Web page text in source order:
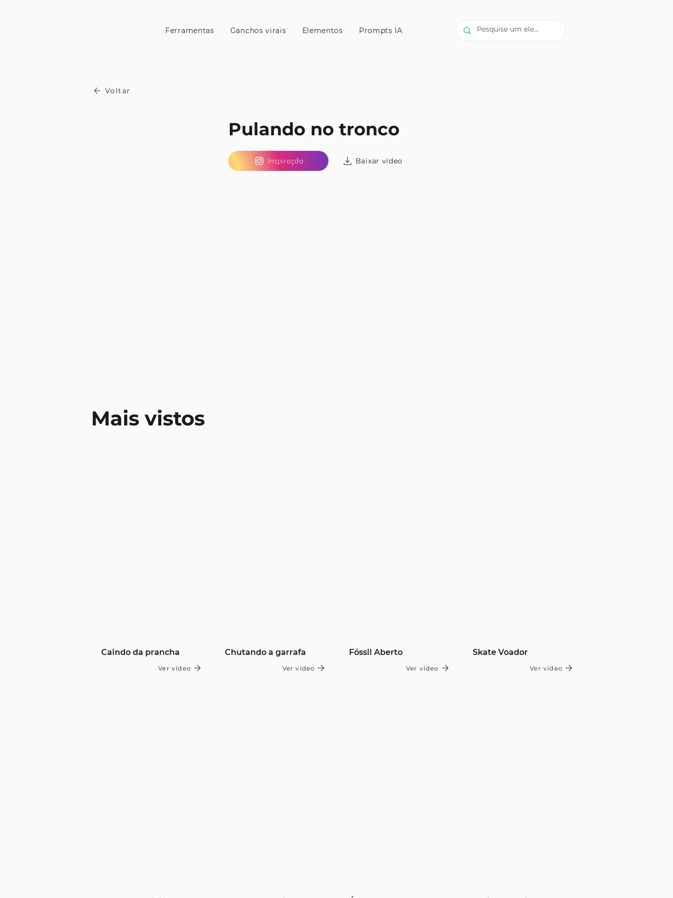
Ferramentas Ganchos virais Elementos Prompts IA
Voltar
Pulando no tronco
Inspiração Baixar vídeo
Mais vistos
Caindo da prancha
Ver vídeo
Chutando a garrafa
Ver vídeo
Fóssil Aberto
Ver vídeo
Skate Voador
Ver vídeo